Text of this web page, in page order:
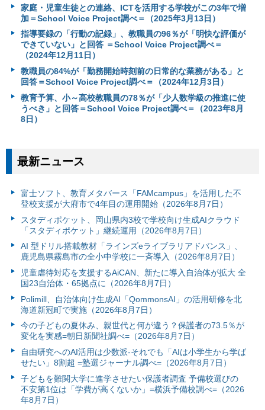
家庭・児童生徒との連絡、ICTを活用する学校がこの3年で増
加＝School Voice Project調べ＝（2025年3月13日）
指導要録の「行動の記録」、教職員の96％が「明快な評価が
できていない」と回答 ＝School Voice Project調べ＝
（2024年12月11日）
教職員の84%が「勤務開始時刻前の日常的な業務がある」と
回答＝School Voice Project調べ＝（2024年12月3日）
教育予算、小～高校教職員の78％が「少人数学級の推進に使
うべき」と回答＝School Voice Project調べ＝（2023年8月
8日）
最新ニュース
富⼠ソフト、教育メタバース「FAMcampus」を活用した不
登校支援が大府市で4年目の運用開始（2026年8月7日）
スタディポケット、岡山県内3校で学校向け生成AIクラウド
「スタディポケット」継続運用（2026年8月7日）
AI 型ドリル搭載教材「ラインズeライブラリアドバンス」、
鹿児島県霧島市の全小中学校に一斉導入（2026年8月7日）
児童虐待対応を支援するAiCAN、新たに導入自治体が拡大 全
国23自治体・65拠点に（2026年8月7日）
Polimill、自治体向け生成AI「QommonsAI」の活用研修を北
海道新冠町で実施（2026年8月7日）
今の子どもの夏休み、親世代と何が違う？保護者の73.5％が
変化を実感=朝日新聞社調べ=（2026年8月7日）
自由研究へのAI活用は少数派-それでも「AIは小学生から学ば
せたい」8割超 =塾選ジャーナル調べ=（2026年8月7日）
子どもを難関大学に進学させたい保護者調査 予備校選びの
不安第1位は「学費が高くないか」=横浜予備校調べ=（2026
年8月7日）